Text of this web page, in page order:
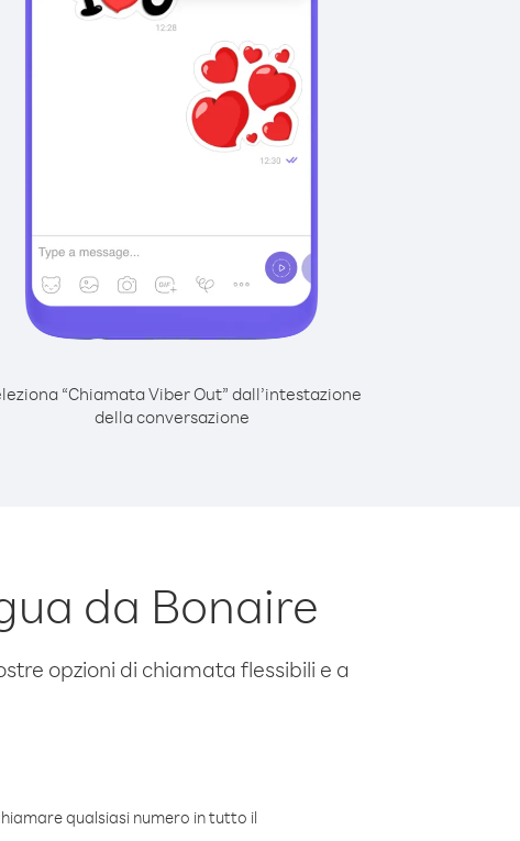
“Chiamata Viber Out” dall’intestazione
della conversazione
da Bonaire
opzioni di chiamata flessibili e a
qualsiasi numero in tutto il